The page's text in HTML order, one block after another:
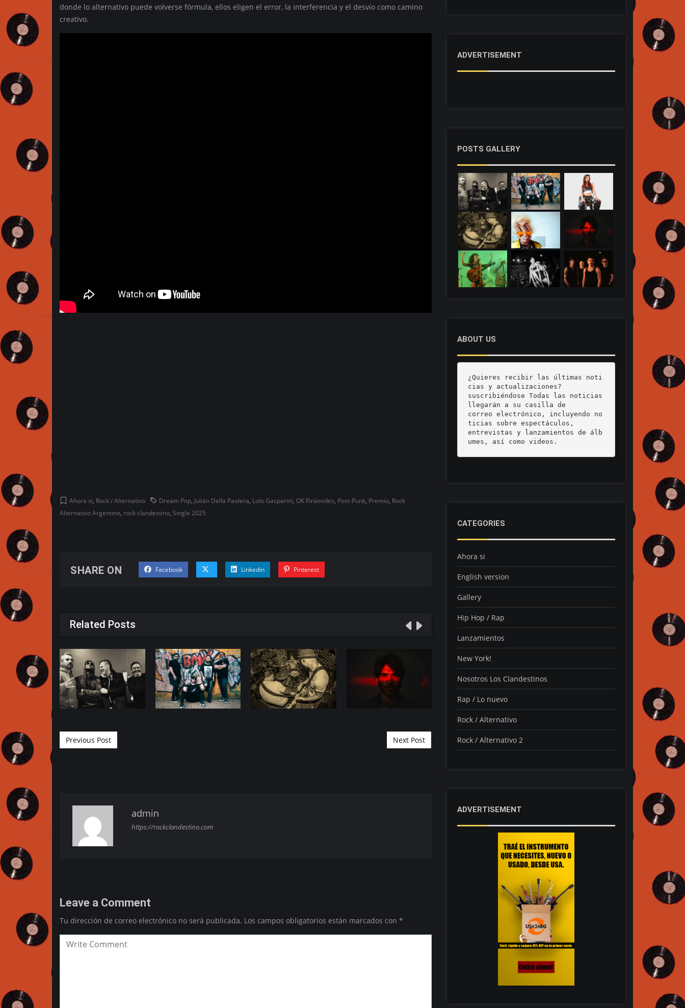
donde lo alternativo puede volverse fórmula, ellos eligen el error, la interferencia y el desvío como camino
creativo.
Ahora si, Rock / Alternativo Dream Pop, Julián Della Paolera, Lolo Gasparini, OK Pirámides, Post-Punk, Premio, Rock
Alternativo Argentino, rock clandestino, Single 2025
SHARE ON Facebook Linkedin Pinterest
Related Posts
Post navigation
Previous Post Next Post
admin
https://rockclandestino.com
Leave a Comment
Tu dirección de correo electrónico no será publicada. Los campos obligatorios están marcados con *
ADVERTISEMENT
POSTS GALLERY
ABOUT US
¿Quieres recibir las últimas noti
cias y actualizaciones?
suscribiéndose Todas las noticias
llegarán a su casilla de
correo electrónico, incluyendo no
ticias sobre espectáculos,
entrevistas y lanzamientos de álb
umes, así como videos.
CATEGORIES
Ahora si
English version
Gallery
Hip Hop / Rap
Lanzamientos
New York!
Nosotros Los Clandestinos
Rap / Lo nuevo
Rock / Alternativo
Rock / Alternativo 2
ADVERTISEMENT